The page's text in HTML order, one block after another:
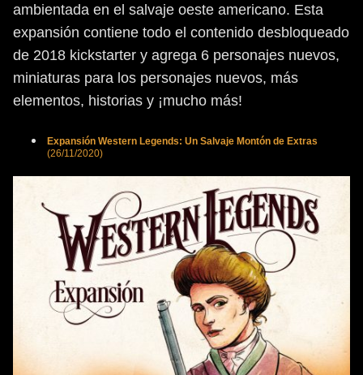
ambientada en el salvaje oeste americano. Esta
expansión contiene todo el contenido desbloqueado
de 2018 kickstarter y agrega 6 personajes nuevos,
miniaturas para los personajes nuevos, más
elementos, historias y ¡mucho más!
Expansión Western Legends: Un Salvaje Montón de Extras
(26/11/2020)